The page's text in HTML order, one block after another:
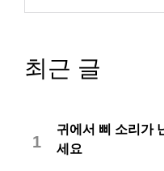
최근 글
1
귀에서 삐 소리가
세요